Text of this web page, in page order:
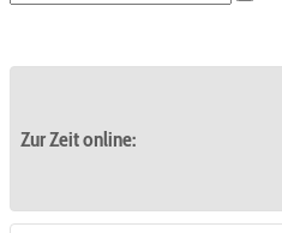
Zur Zeit online: